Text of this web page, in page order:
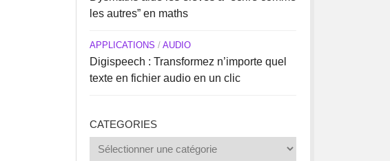
les autres” en maths
APPLICATIONS / AUDIO
Digispeech : Transformez n’importe quel
texte en fichier audio en un clic
CATEGORIES
Categories